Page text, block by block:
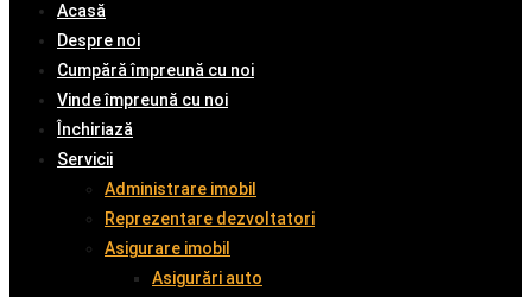
Acasă
Despre noi
Cumpără împreună cu noi
Vinde împreună cu noi
Închiriază
Servicii
Administrare imobil
Reprezentare dezvoltatori
Asigurare imobil
Asigurări auto